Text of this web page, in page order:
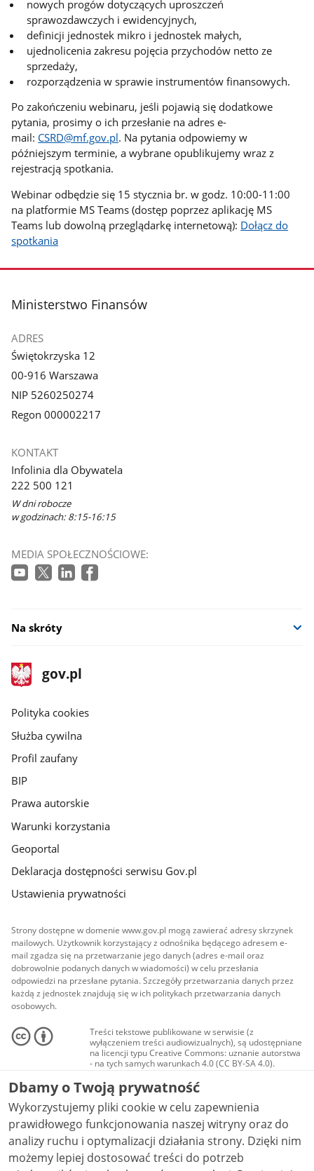
nowych progów dotyczących uproszczeń
sprawozdawczych i ewidencyjnych,
definicji jednostek mikro i jednostek małych,
ujednolicenia zakresu pojęcia przychodów netto ze
sprzedaży,
rozporządzenia w sprawie instrumentów finansowych.
Po zakończeniu webinaru, jeśli pojawią się dodatkowe
pytania, prosimy o ich przesłanie na adres e-
mail: CSRD@mf.gov.pl. Na pytania odpowiemy w
późniejszym terminie, a wybrane opublikujemy wraz z
rejestracją spotkania.
Webinar odbędzie się 15 stycznia br. w godz. 10:00-11:00
na platformie MS Teams (dostęp poprzez aplikację MS
Teams lub dowolną przeglądarkę internetową): Dołącz do
spotkania
stopka
Ministerstwo Finansów
ADRES
Świętokrzyska 12
00-916 Warszawa
NIP 5260250274
Regon 000002217
KONTAKT
Infolinia dla Obywatela
222 500 121
W dni robocze
w godzinach: 8:15-16:15
MEDIA SPOŁECZNOŚCIOWE:
Na skróty
stopka
gov.pl
Strona
gov.pl
gov.pl
Polityka cookies
Służba cywilna
Profil zaufany
BIP
Prawa autorskie
Warunki korzystania
Geoportal
Deklaracja dostępności serwisu Gov.pl
Ustawienia prywatności
Strony dostępne w domenie www.gov.pl mogą zawierać adresy skrzynek
mailowych. Użytkownik korzystający z odnośnika będącego adresem e-
mail zgadza się na przetwarzanie jego danych (adres e-mail oraz
dobrowolnie podanych danych w wiadomości) w celu przesłania
odpowiedzi na przesłane pytania. Szczegóły przetwarzania danych przez
każdą z jednostek znajdują się w ich politykach przetwarzania danych
osobowych.
Treści tekstowe publikowane w serwisie (z
wyłączeniem treści audiowizualnych), są udostępniane
na licencji typu Creative Commons: uznanie autorstwa
- na tych samych warunkach 4.0 (CC BY-SA 4.0).
Materiały audiowizualne, w tym zdjęcia, materiały
audio i wideo, są udostępniane na licencji typu
Creative Commons: uznanie autorstwa użycie
niekomercyjne - bez utworów zależnych 4.0 (CC BY-
NC-ND 4.0), o ile nie jest to stwierdzone inaczej.
Dbamy o Twoją prywatność
Wykorzystujemy pliki cookie w celu zapewnienia
prawidłowego funkcjonowania naszej witryny oraz do
analizy ruchu i optymalizacji działania strony. Dzięki nim
możemy lepiej dostosować treści do potrzeb